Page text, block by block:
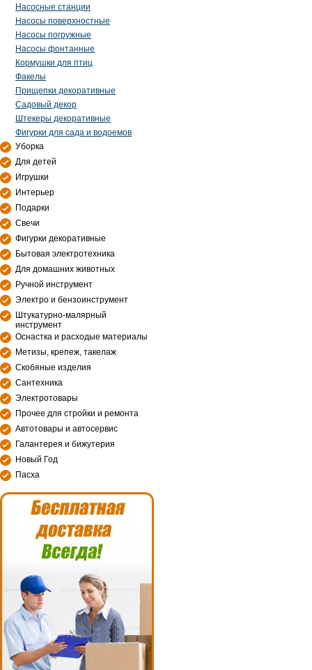
Насосные станции
Насосы поверхностные
Насосы погружные
Насосы фонтанные
Кормушки для птиц
Факелы
Прищепки декоративные
Садовый декор
Штекеры декоративные
Фигурки для сада и водоемов
Уборка
Для детей
Игрушки
Интерьер
Подарки
Свечи
Фигурки декоративные
Бытовая электротехника
Для домашних животных
Ручной инструмент
Электро и бензоинструмент
Штукатурно-малярный
инструмент
Оснастка и расходые материалы
Метизы, крепеж, такелаж
Скобяные изделия
Сантехника
Электротовары
Прочее для стройки и ремонта
Автотовары и автосервис
Галантерея и бижутерия
Новый Год
Пасха